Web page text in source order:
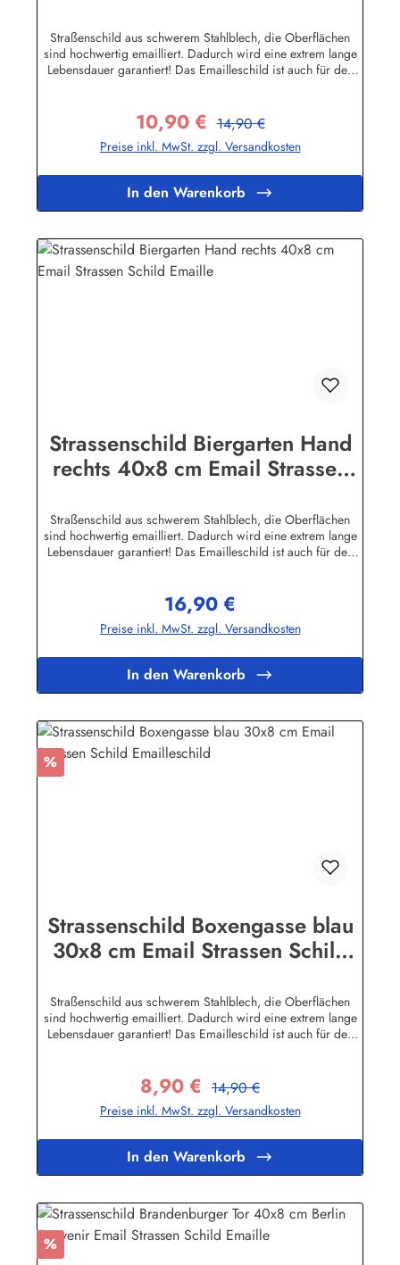
Straßenschild aus schwerem Stahlblech, die Oberflächen
sind hochwertig emailliert. Dadurch wird eine extrem lange
Lebensdauer garantiert! Das Emailleschild ist auch für den
stand! Sie wollen sich das Schild mit Ihrem eigenen Text
beschriften lassen? Hier geht's zu den Sonderanfertigungen
für Emaille Straßenschilder Herstellerinformationen:Buddel-
Hamburginfo@buddel.de
Verkaufspreis:
10,90 € Regulärer Preis:
14,90 €
Preise inkl. MwSt. zzgl. Versandkosten
In den Warenkorb
Strassenschild Biergarten Hand
rechts 40x8 cm Email Strassen
Straßenschild aus schwerem Stahlblech, die Oberflächen
sind hochwertig emailliert. Dadurch wird eine extrem lange
Lebensdauer garantiert! Das Emailleschild ist auch für den
stand! Sie wollen sich das Schild mit Ihrem eigenen Text
beschriften lassen? Hier geht's zu den Sonderanfertigungen
für Emaille Straßenschilder Herstellerinformationen:Buddel-
Hamburginfo@buddel.de
Regulärer Preis:
16,90 €
Preise inkl. MwSt. zzgl. Versandkosten
In den Warenkorb
Rabatt
%
Strassenschild Boxengasse blau
30x8 cm Email Strassen Schild
Straßenschild aus schwerem Stahlblech, die Oberflächen
sind hochwertig emailliert. Dadurch wird eine extrem lange
Lebensdauer garantiert! Das Emailleschild ist auch für den
stand! Sie wollen sich das Schild mit Ihrem eigenen Text
beschriften lassen? Hier geht's zu den Sonderanfertigungen
für Emaille Straßenschilder Herstellerinformationen:Buddel-
Hamburginfo@buddel.de
Verkaufspreis:
8,90 € Regulärer Preis:
14,90 €
Preise inkl. MwSt. zzgl. Versandkosten
In den Warenkorb
Rabatt
%